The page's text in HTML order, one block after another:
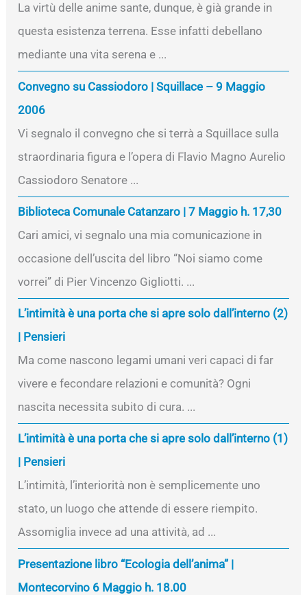
La virtù delle anime sante, dunque, è già grande in
questa esistenza terrena. Esse infatti debellano
mediante una vita serena e ...
Convegno su Cassiodoro | Squillace – 9 Maggio
2006
Vi segnalo il convegno che si terrà a Squillace sulla
straordinaria figura e l’opera di Flavio Magno Aurelio
Cassiodoro Senatore ...
Biblioteca Comunale Catanzaro | 7 Maggio h. 17,30
Cari amici, vi segnalo una mia comunicazione in
occasione dell’uscita del libro “Noi siamo come
vorrei” di Pier Vincenzo Gigliotti. ...
L’intimità è una porta che si apre solo dall’interno (2)
| Pensieri
Ma come nascono legami umani veri capaci di far
vivere e fecondare relazioni e comunità? Ogni
nascita necessita subito di cura. ...
L’intimità è una porta che si apre solo dall’interno (1)
| Pensieri
L’intimità, l’interiorità non è semplicemente uno
stato, un luogo che attende di essere riempito.
Assomiglia invece ad una attività, ad ...
Presentazione libro “Ecologia dell’anima” |
Montecorvino 6 Maggio h. 18.00